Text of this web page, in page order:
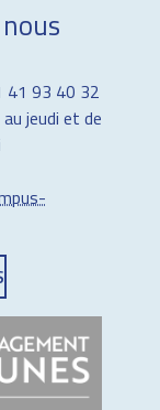
41 93 40 32
jeudi et de